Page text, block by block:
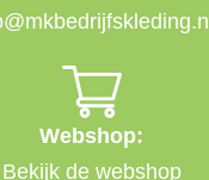
Webshop:
Bekijk de webshop